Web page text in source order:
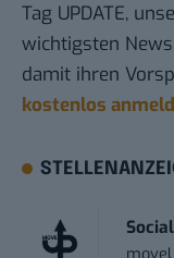
Tag UPDATE,
wichtigsten
damit ihren
kostenlos